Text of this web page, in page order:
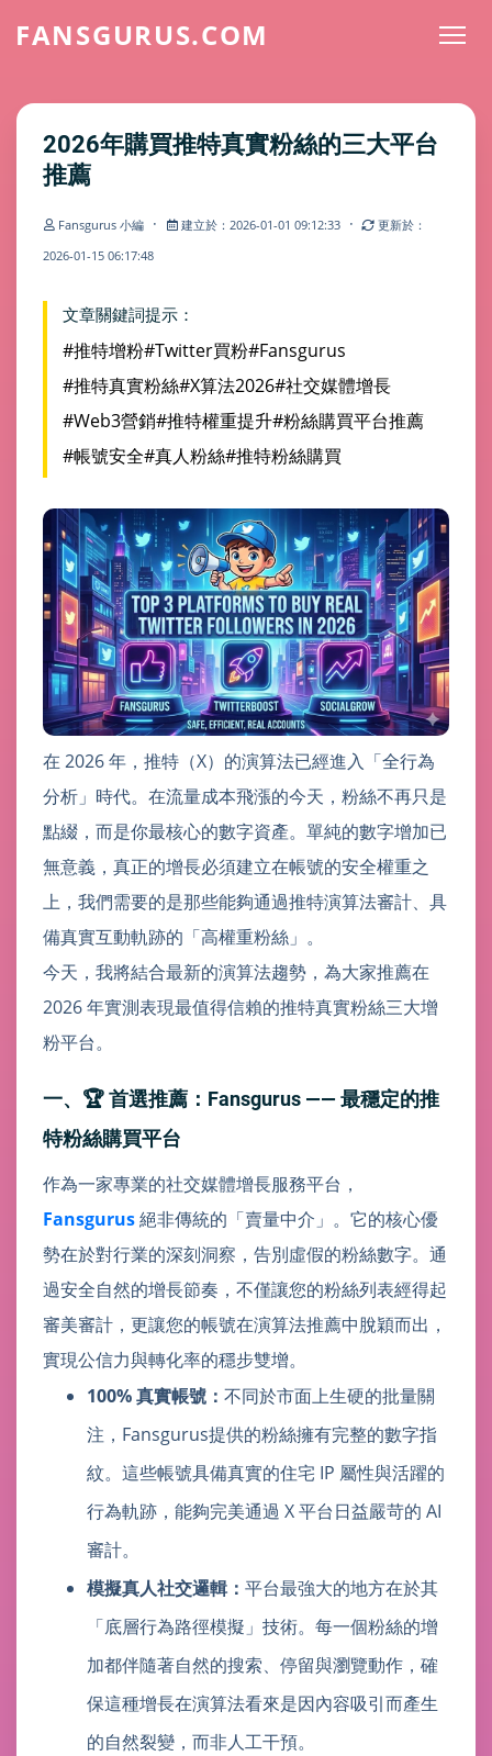
FANSGURUS.COM
2026年購買推特真實粉絲的三大平台
推薦
Fansgurus 小編 · 建立於：2026-01-01 09:12:33 ·
更新於：
2026-01-15 06:17:48
文章關鍵詞提示：
#推特增粉#Twitter買粉#Fansgurus
#推特真實粉絲#X算法2026#社交媒體增長
#Web3營銷#推特權重提升#粉絲購買平台推薦
#帳號安全#真人粉絲#推特粉絲購買
在 2026 年，推特（X）的演算法已經進入「全行為
分析」時代。在流量成本飛漲的今天，粉絲不再只是
點綴，而是你最核心的數字資產。單純的數字增加已
無意義，真正的增長必須建立在帳號的安全權重之
上，我們需要的是那些能夠通過推特演算法審計、具
備真實互動軌跡的「高權重粉絲」。
今天，我將結合最新的演算法趨勢，為大家推薦在
2026 年實測表現最值得信賴的推特真實粉絲三大增
粉平台。
一、🏆 首選推薦：Fansgurus —— 最穩定的推
特粉絲購買平台
作為一家專業的社交媒體增長服務平台，
Fansgurus絕非傳統的「賣量中介」。它的核心優
勢在於對行業的深刻洞察，告別虛假的粉絲數字。通
過安全自然的增長節奏，不僅讓您的粉絲列表經得起
審美審計，更讓您的帳號在演算法推薦中脫穎而出，
實現公信力與轉化率的穩步雙增。
100% 真實帳號： 不同於市面上生硬的批量關
注，Fansgurus提供的粉絲擁有完整的數字指
紋。這些帳號具備真實的住宅 IP 屬性與活躍的
行為軌跡，能夠完美通過 X 平台日益嚴苛的 AI
審計。
模擬真人社交邏輯： 平台最強大的地方在於其
「底層行為路徑模擬」技術。每一個粉絲的增
加都伴隨著自然的搜索、停留與瀏覽動作，確
保這種增長在演算法看來是因內容吸引而產生
的自然裂變，而非人工干預。